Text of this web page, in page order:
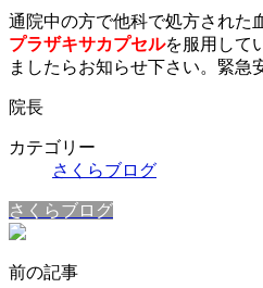
通院中の方で他科で処方された
プラザキサカプセルを服用して
ましたらお知らせ下さい。緊急
院長
カテゴリー
さくらブログ
さくらブログ
前の記事